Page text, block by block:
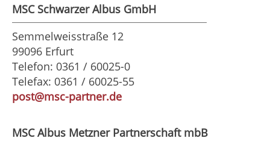
MSC Schwarzer Albus GmbH
Semmelweisstraße 12
99096 Erfurt
Telefon: 0361 / 60025-0
Telefax: 0361 / 60025-55
post@msc-partner.de
MSC Albus Metzner Partnerschaft mbB